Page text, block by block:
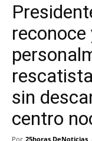
reconoce
sin
centro
Por 25horas DeNoticias